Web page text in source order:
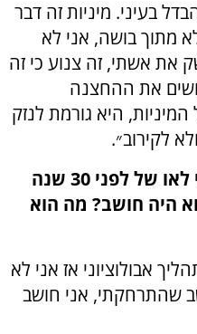
בעיני. מיניות זה דבר
מתוך בושה, אני לא
את אשתי, זה צנוע כי זה
את ההחצנה
היא גורמת לנזק
לקירוב״.
שאלה אחרונה, אם הרב בני לאו של לפני 30 שנה
היה חושב? מה הוא
אבולוציוני אז אני לא
שהתרחקתי, אני חושב